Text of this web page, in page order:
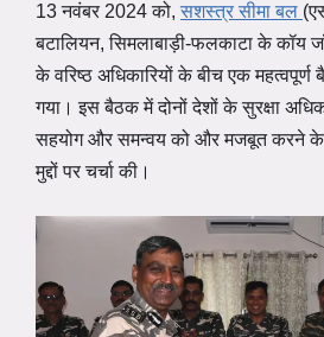
13 नवंबर 2024 को,सशस्त्र सीमा बल
बटालियन, सिमलाबाड़ी-फलकाटा के कॉय
के वरिष्ठ अधिकारियों के बीच एक
गया। इस बैठक में दोनों देशों के सुरक्षा
सहयोग और समन्वय को और मजबूत करने के
मुद्दों पर चर्चा की।